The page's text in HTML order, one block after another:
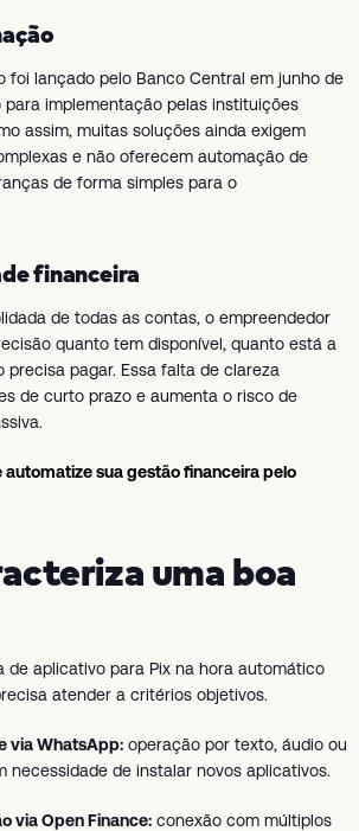
foi lançado pelo Banco Central em junho de
para implementação pelas instituições
assim, muitas soluções ainda exigem
e não oferecem automação de
de forma simples para o
financeira
de todas as contas, o empreendedor
quanto tem disponível, quanto está a
precisa pagar. Essa falta de clareza
de curto prazo e aumenta o risco de
automatize sua gestão financeira pelo
uma boa
de aplicativo para Pix na hora automático
atender a critérios objetivos.
via WhatsApp: operação por texto, áudio ou
necessidade de instalar novos aplicativos.
via Open Finance: conexão com múltiplos